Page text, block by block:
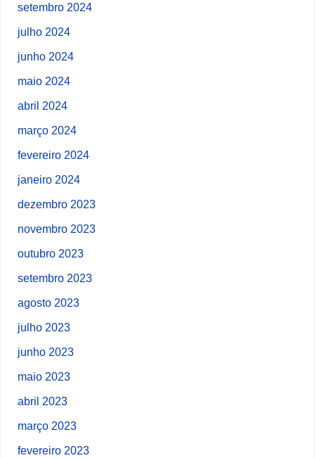
setembro 2024
julho 2024
junho 2024
maio 2024
abril 2024
março 2024
fevereiro 2024
janeiro 2024
dezembro 2023
novembro 2023
outubro 2023
setembro 2023
agosto 2023
julho 2023
junho 2023
maio 2023
abril 2023
março 2023
fevereiro 2023